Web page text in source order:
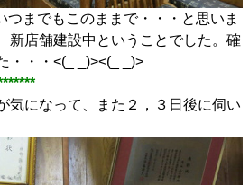
つまでもこのままで・・・と思いま
新店舗建設中ということでした。確
・・・<(_ _)><(_ _)>
気になって、また２，３日後に伺い